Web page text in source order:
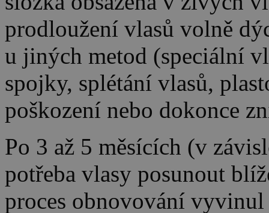
prodloužení vlasů volně
u jiných metod (speciální
spojky, splétání vlasů,
poškození nebo dokonce
Po 3 až 5 měsících (v
potřeba vlasy posunout
proces obnovování